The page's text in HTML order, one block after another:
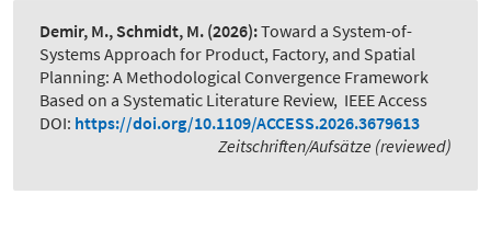
Demir, M., Schmidt, M. (2026):Toward a System-of-
Systems Approach for Product, Factory, and Spatial
Planning: A Methodological Convergence Framework
Based on a Systematic Literature Review, IEEE Access
DOI: https://doi.org/10.1109/ACCESS.2026.3679613
Zeitschriften/Aufsätze (reviewed)